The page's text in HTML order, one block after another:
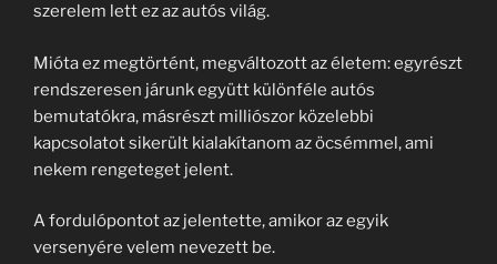
szerelem lett ez az autós világ.
Mióta ez megtörtént, megváltozott az életem: egyrészt
rendszeresen járunk együtt különféle autós
bemutatókra, másrészt milliószor közelebbi
kapcsolatot sikerült kialakítanom az öcsémmel, ami
nekem rengeteget jelent.
A fordulópontot az jelentette, amikor az egyik
versenyére velem nevezett be.